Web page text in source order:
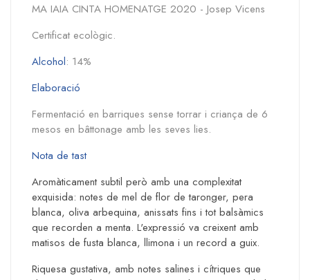
MA IAIA CINTA HOMENATGE 2020 - Josep Vicens
Certificat ecològic.
Alcohol: 14%
Elaboració
Fermentació en barriques sense torrar i criança de 6
mesos en bâttonage amb les seves lies.
Nota de tast
Aromàticament subtil però amb una complexitat
exquisida: notes de mel de flor de taronger, pera
blanca, oliva arbequina, anissats fins i tot balsàmics
que recorden a menta. L'expressió va creixent amb
matisos de fusta blanca, llimona i un record a guix.
Riquesa gustativa, amb notes salines i cítriques que